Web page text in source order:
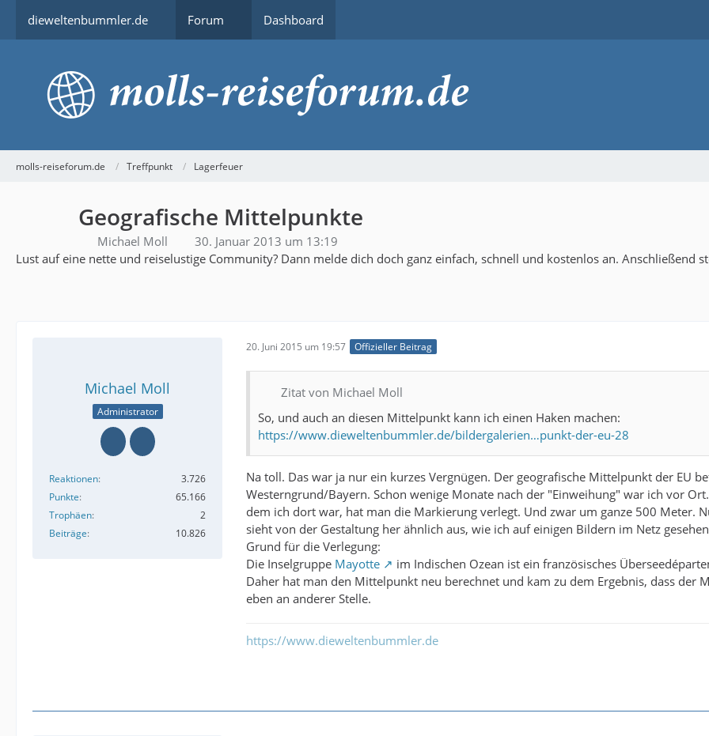
dieweltenbummler.de Forum Dashboard
molls-reiseforum.de Treffpunkt Lagerfeuer
Geografische Mittelpunkte
Michael Moll
30. Januar 2013 um 13:19
Lust auf eine nette und reiselustige Community? Dann melde dich doch ganz einfach, schnell und kostenlos an. Anschließend
Michael Moll
Administrator
Reaktionen
3.726
Punkte
65.166
Trophäen
2
Beiträge
10.826
20. Juni 2015 um 19:57 Offizieller Beitrag
Zitat von Michael Moll
So, und auch an diesen Mittelpunkt kann ich einen Haken machen:
https://www.dieweltenbummler.de/bildergalerien…punkt-der-eu-28
Na toll. Das war ja nur ein kurzes Vergnügen. Der geografische Mittelpunkt der EU
Westerngrund/Bayern. Schon wenige Monate nach der "Einweihung" war ich vor
dem ich dort war, hat man die Markierung verlegt. Und zwar um ganze 500 Meter.
sieht von der Gestaltung her ähnlich aus, wie ich auf einigen Bildern im Netz
Grund für die Verlegung:
Die Inselgruppe Mayotte
im Indischen Ozean ist ein französisches
Daher hat man den Mittelpunkt neu berechnet und kam zu dem Ergebnis, dass
eben an anderer Stelle.
https://www.dieweltenbummler.de